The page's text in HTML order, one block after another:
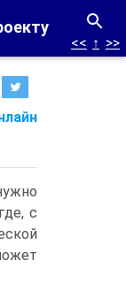
<< ↑ >>
с